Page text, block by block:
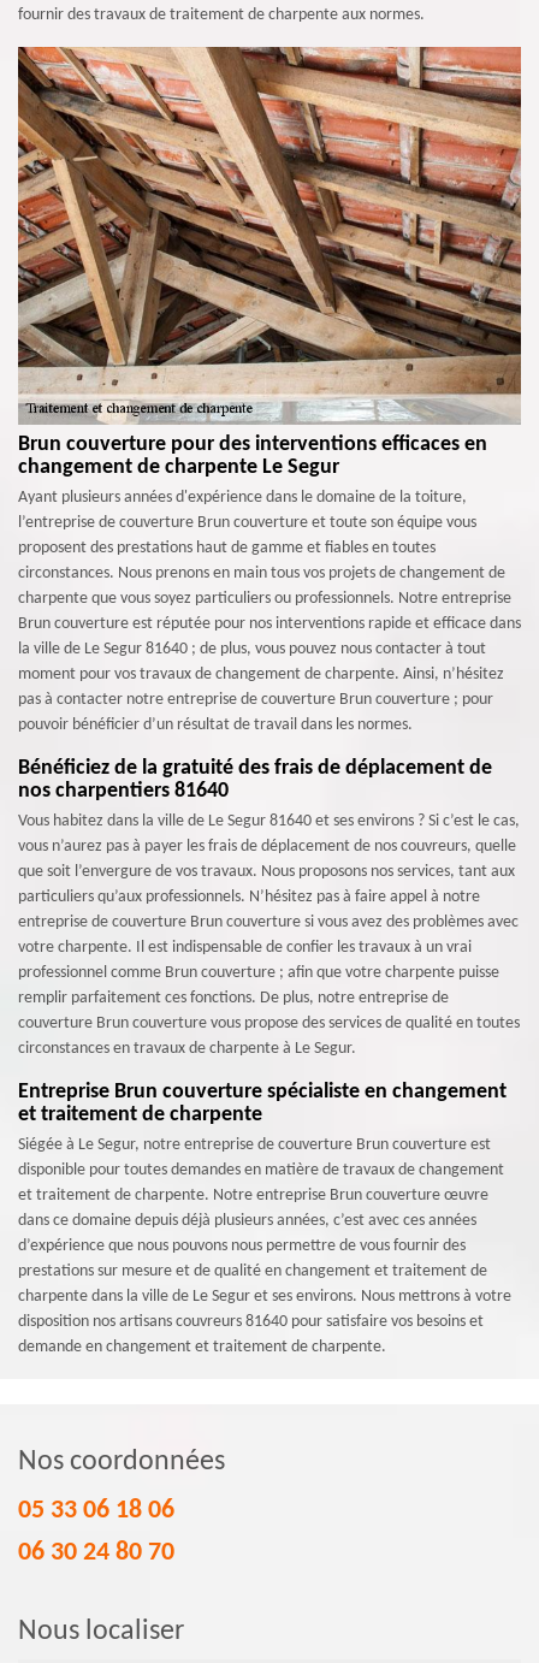
fournir des travaux de traitement de charpente aux normes.
Brun couverture pour des interventions efficaces en
changement de charpente Le Segur
Ayant plusieurs années d'expérience dans le domaine de la toiture,
l’entreprise de couverture Brun couverture et toute son équipe vous
proposent des prestations haut de gamme et fiables en toutes
circonstances. Nous prenons en main tous vos projets de changement de
charpente que vous soyez particuliers ou professionnels. Notre entreprise
Brun couverture est réputée pour nos interventions rapide et efficace dans
la ville de Le Segur 81640 ; de plus, vous pouvez nous contacter à tout
moment pour vos travaux de changement de charpente. Ainsi, n’hésitez
pas à contacter notre entreprise de couverture Brun couverture ; pour
pouvoir bénéficier d’un résultat de travail dans les normes.
Bénéficiez de la gratuité des frais de déplacement de
nos charpentiers 81640
Vous habitez dans la ville de Le Segur 81640 et ses environs ? Si c’est le cas,
vous n’aurez pas à payer les frais de déplacement de nos couvreurs, quelle
que soit l’envergure de vos travaux. Nous proposons nos services, tant aux
particuliers qu’aux professionnels. N’hésitez pas à faire appel à notre
entreprise de couverture Brun couverture si vous avez des problèmes avec
votre charpente. Il est indispensable de confier les travaux à un vrai
professionnel comme Brun couverture ; afin que votre charpente puisse
remplir parfaitement ces fonctions. De plus, notre entreprise de
couverture Brun couverture vous propose des services de qualité en toutes
circonstances en travaux de charpente à Le Segur.
Entreprise Brun couverture spécialiste en changement
et traitement de charpente
Siégée à Le Segur, notre entreprise de couverture Brun couverture est
disponible pour toutes demandes en matière de travaux de changement
et traitement de charpente. Notre entreprise Brun couverture œuvre
dans ce domaine depuis déjà plusieurs années, c’est avec ces années
d’expérience que nous pouvons nous permettre de vous fournir des
prestations sur mesure et de qualité en changement et traitement de
charpente dans la ville de Le Segur et ses environs. Nous mettrons à votre
disposition nos artisans couvreurs 81640 pour satisfaire vos besoins et
demande en changement et traitement de charpente.
Nos coordonnées
05 33 06 18 06
06 30 24 80 70
Nous localiser